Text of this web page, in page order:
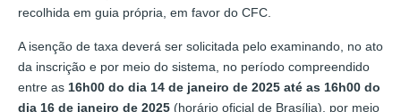
recolhida em guia própria, em favor do CFC.
A isenção de taxa deverá ser solicitada pelo examinando, no ato
da inscrição e por meio do sistema, no período compreendido
entre as 16h00 do dia 14 de janeiro de 2025 até as 16h00 do
dia 16 de janeiro de 2025 (horário oficial de Brasília), por meio